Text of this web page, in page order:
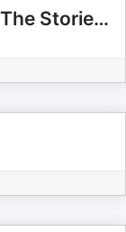
Handbag Designer 101: The Stories Behind Handbag Designers, Brands, and Industry Icons